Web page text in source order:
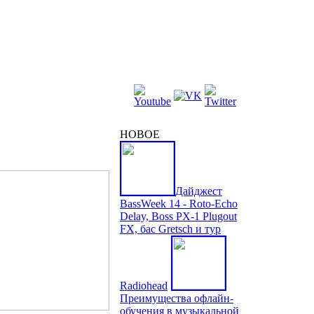
НОВОЕ
Дайджест
BassWeek 14 - Roto-Echo
Delay, Boss PX-1 Plugout
FX, бас Gretsch и тур
Radiohead
Преимущества офлайн-
обучения в музыкальной